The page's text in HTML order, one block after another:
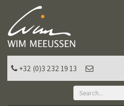
+32 (0)3 232 19 13